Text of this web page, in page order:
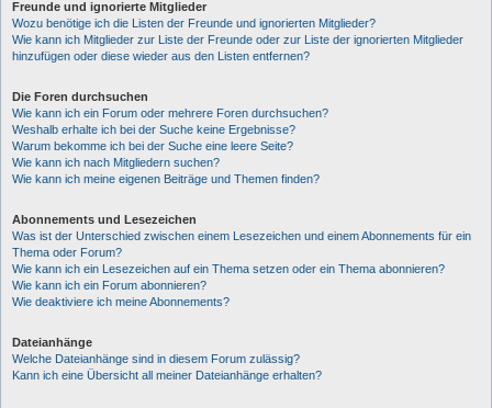
Freunde und ignorierte Mitglieder
Wozu benötige ich die Listen der Freunde und ignorierten Mitglieder?
Wie kann ich Mitglieder zur Liste der Freunde oder zur Liste der ignorierten Mitglieder
hinzufügen oder diese wieder aus den Listen entfernen?
Die Foren durchsuchen
Wie kann ich ein Forum oder mehrere Foren durchsuchen?
Weshalb erhalte ich bei der Suche keine Ergebnisse?
Warum bekomme ich bei der Suche eine leere Seite?
Wie kann ich nach Mitgliedern suchen?
Wie kann ich meine eigenen Beiträge und Themen finden?
Abonnements und Lesezeichen
Was ist der Unterschied zwischen einem Lesezeichen und einem Abonnements für ein
Thema oder Forum?
Wie kann ich ein Lesezeichen auf ein Thema setzen oder ein Thema abonnieren?
Wie kann ich ein Forum abonnieren?
Wie deaktiviere ich meine Abonnements?
Dateianhänge
Welche Dateianhänge sind in diesem Forum zulässig?
Kann ich eine Übersicht all meiner Dateianhänge erhalten?